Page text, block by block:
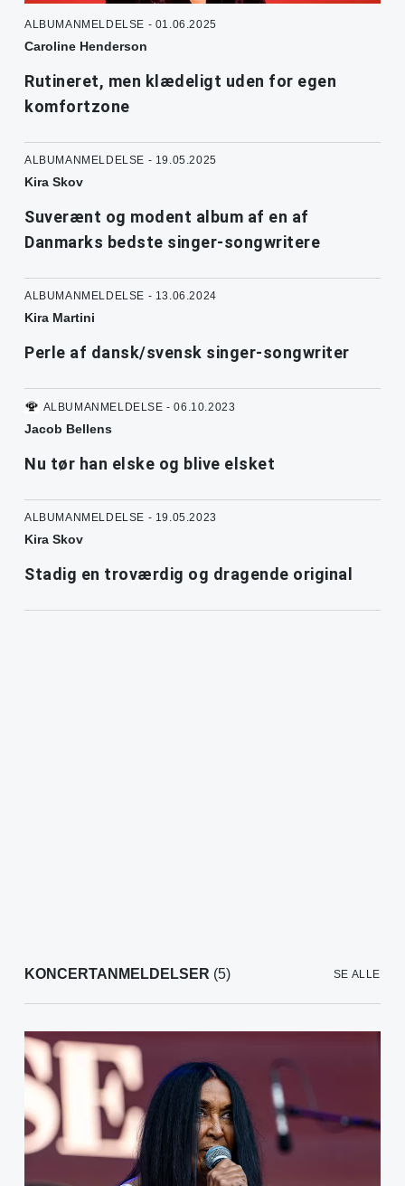
ALBUMANMELDELSE - 01.06.2025
Caroline Henderson
Rutineret, men klædeligt uden for egen
komfortzone
ALBUMANMELDELSE - 19.05.2025
Kira Skov
Suverænt og modent album af en af
Danmarks bedste singer-songwritere
ALBUMANMELDELSE - 13.06.2024
Kira Martini
Perle af dansk/svensk singer-songwriter
ALBUMANMELDELSE - 06.10.2023
Jacob Bellens
Nu tør han elske og blive elsket
ALBUMANMELDELSE - 19.05.2023
Kira Skov
Stadig en troværdig og dragende original
KONCERTANMELDELSER (5) SE ALLE